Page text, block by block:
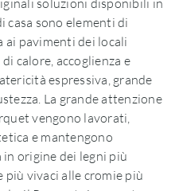
soluzioni disponibili in
casa sono elementi di
ai pavimenti dei locali
calore, accoglienza e
espressiva, grande
La grande attenzione
vengono lavorati,
e mantengono
origine dei legni più
vivaci alle cromie più